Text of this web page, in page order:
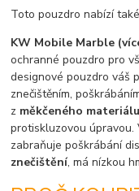
Toto pouzdro nabízí
KW Mobile Marble
ochranné pouzdro pro
designové pouzdro váš
znečištěním,
z měkčeného
protiskluzovou úpravou.
zabraňuje poškrábání
znečištění, má nízkou